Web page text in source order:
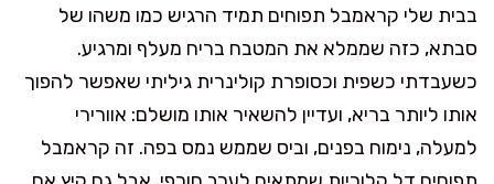
בבית שלי קראמבל תפוחים תמיד הרגיש כמו משהו של
סבתא, כזה שממלא את המטבח בריח מעלף ומרגיע.
כשעבדתי כשפית וכסופרת קולינרית גיליתי שאפשר להפוך
אותו ליותר בריא, ועדיין להשאיר אותו מושלם: אוורירי
למעלה, נימוח בפנים, וביס שממש נמס בפה. זה קראמבל